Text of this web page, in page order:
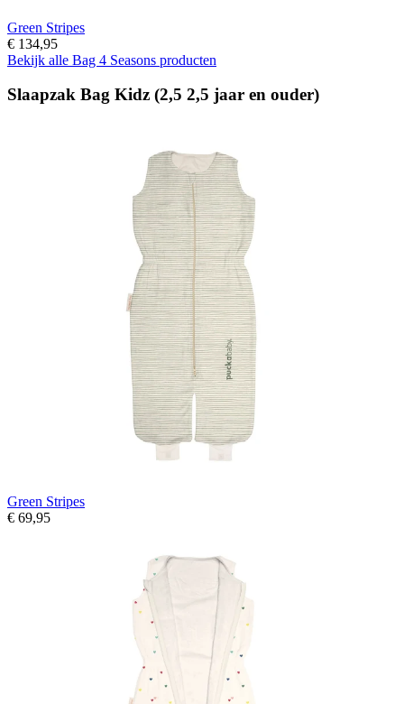
Green Stripes
€ 134,95
Bekijk alle Bag 4 Seasons producten
Slaapzak Bag Kidz (2,5 2,5 jaar en ouder)
Green Stripes
€ 69,95